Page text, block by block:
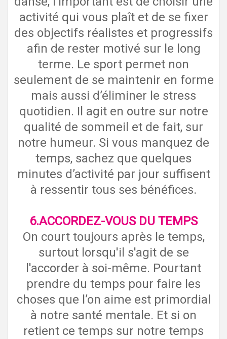
activité qui vous plaît et de se fixer
des objectifs réalistes et progressifs
afin de rester motivé sur le long
terme. Le sport permet non
seulement de se maintenir en forme
mais aussi d’éliminer le stress
quotidien. Il agit en outre sur notre
qualité de sommeil et de fait, sur
notre humeur. Si vous manquez de
temps, sachez que quelques
minutes d’activité par jour suffisent
à ressentir tous ses bénéfices.
6.ACCORDEZ-VOUS DU TEMPS
On court toujours après le temps,
surtout lorsqu'il s'agit de se
l'accorder à soi-même. Pourtant
prendre du temps pour faire les
choses que l’on aime est primordial
à notre santé mentale. Et si on
retient ce temps sur notre temps